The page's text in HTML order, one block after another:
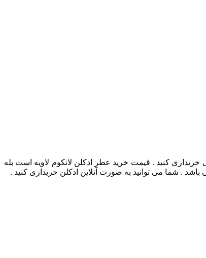
خریداری کنید . قیمت خرید عطر ادکلن لانکوم لاویه است بله
. شما می توانید به صورت آنلاین ادکلن خریداری کنید .